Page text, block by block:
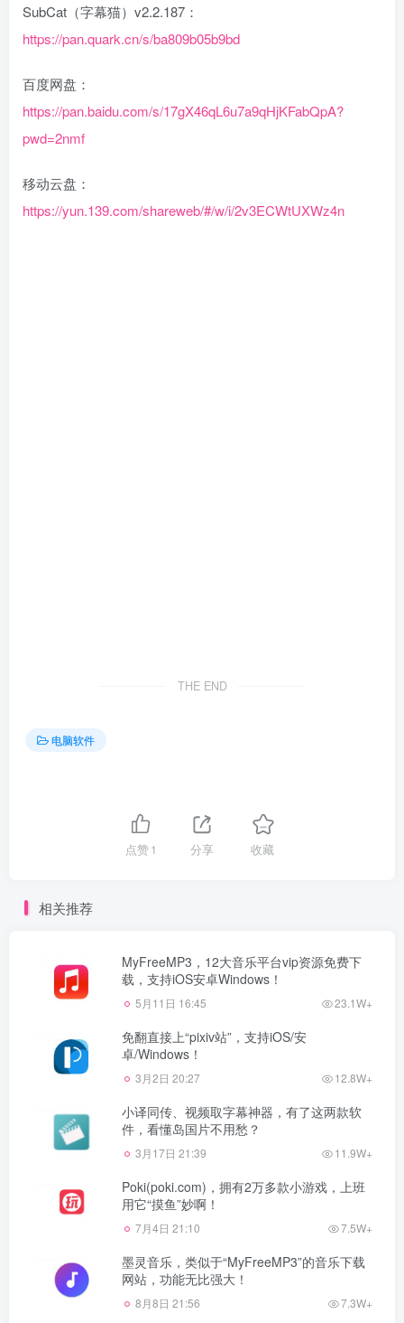
SubCat（字幕猫）v2.2.187：
https://pan.quark.cn/s/ba809b05b9bd
百度网盘：
https://pan.baidu.com/s/17gX46qL6u7a9qHjKFabQpA?
pwd=2nmf
移动云盘：
https://yun.139.com/shareweb/#/w/i/2v3ECWtUXWz4n
THE END
电脑软件
点赞1 分享 收藏
相关推荐
MyFreeMP3，12大音乐平台vip资源免费下
载，支持iOS安卓Windows！
5月11日 16:45 23.1W+
免翻直接上“pixiv站”，支持iOS/安
卓/Windows！
3月2日 20:27 12.8W+
小译同传、视频取字幕神器，有了这两款软
件，看懂岛国片不用愁？
3月17日 21:39 11.9W+
Poki(poki.com)，拥有2万多款小游戏，上班
用它“摸鱼”妙啊！
7月4日 21:10 7.5W+
墨灵音乐，类似于“MyFreeMP3”的音乐下载
网站，功能无比强大！
8月8日 21:56 7.3W+